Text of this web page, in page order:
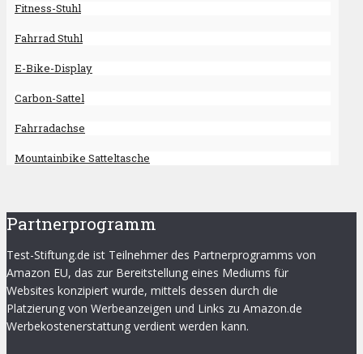
Fitness-Stuhl
Fahrrad Stuhl
E-Bike-Display
Carbon-Sattel
Fahrradachse
Mountainbike Satteltasche
Partnerprogramm
Test-Stiftung.de ist Teilnehmer des Partnerprogramms von
Amazon EU, das zur Bereitstellung eines Mediums für
Websites konzipiert wurde, mittels dessen durch die
Platzierung von Werbeanzeigen und Links zu Amazon.de
Werbekostenerstattung verdient werden kann.